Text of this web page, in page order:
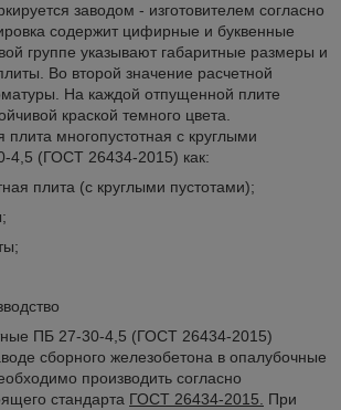
заводом - изготовителем согласно
содержит цифирные и буквенные
группе указывают габаритные размеры и
Во второй значение расчетной
На каждой отпущенной плите
краской темного цвета.
многопустотная с круглыми
4,5 (ГОСТ 26434-2015) как:
плита (с круглыми пустотами);
ПБ 27-30-4,5 (ГОСТ 26434-2015)
сборного железобетона в опалубочные
производить согласно
стандарта ГОСТ 26434-2015. При